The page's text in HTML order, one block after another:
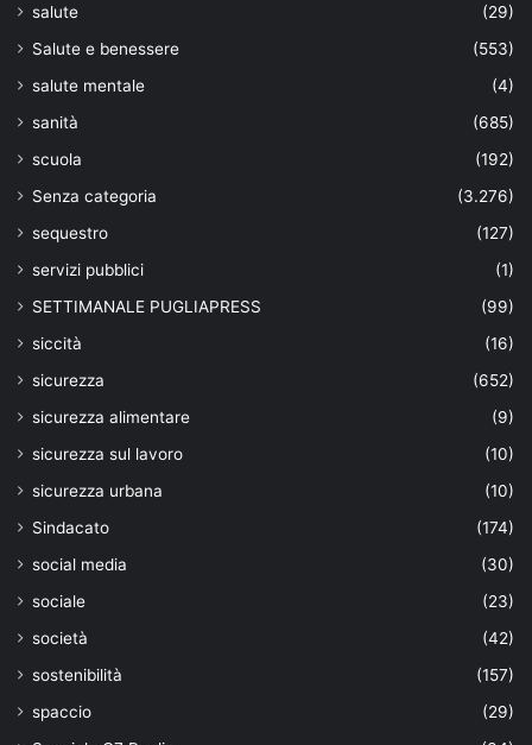
salute
(29)
Salute e benessere
(553)
salute mentale
(4)
sanità
(685)
scuola
(192)
Senza categoria
(3.276)
sequestro
(127)
servizi pubblici
(1)
SETTIMANALE PUGLIAPRESS
(99)
siccità
(16)
sicurezza
(652)
sicurezza alimentare
(9)
sicurezza sul lavoro
(10)
sicurezza urbana
(10)
Sindacato
(174)
social media
(30)
sociale
(23)
società
(42)
sostenibilità
(157)
spaccio
(29)